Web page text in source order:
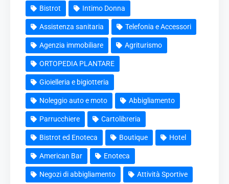
Bistrot Intimo Donna
Assistenza sanitaria Telefonia e Accessori
Agenzia immobiliare Agriturismo
ORTOPEDIA PLANTARE
Gioielleria e bigiotteria
Noleggio auto e moto Abbigliamento
Parrucchiere Cartolibreria
Bistrot ed Enoteca Boutique Hotel
American Bar Enoteca
Negozi di abbigliamento Attività Sportive